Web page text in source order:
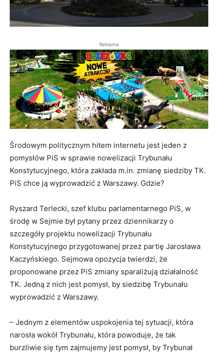
Reklama
Środowym politycznym hitem internetu jest jeden z
pomysłów PiS w sprawie nowelizacji Trybunału
Konstytucyjnego, która zakłada m.in. zmianę siedziby TK.
PiS chce ją wyprowadzić z Warszawy. Gdzie?
Ryszard Terlecki, szef klubu parlamentarnego PiS, w
środę w Sejmie był pytany przez dziennikarzy o
szczegóły projektu nowelizacji Trybunału
Konstytucyjnego przygotowanej przez partię Jarosława
Kaczyńskiego. Sejmowa opozycja twierdzi, że
proponowane przez PiS zmiany sparaliżują działalność
TK. Jedną z nich jest pomysł, by siedzibę Trybunału
wyprowadzić z Warszawy.
– Jednym z elementów uspokojenia tej sytuacji, która
narosła wokół Trybunału, która powoduje, że tak
burzliwie się tym zajmujemy jest pomysł, by Trybunał